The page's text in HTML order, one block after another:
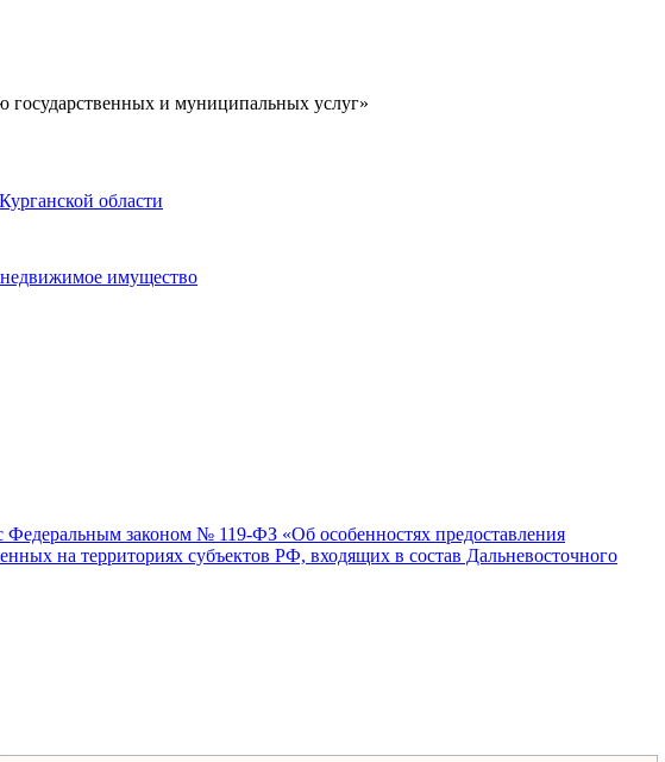
государственных и муниципальных услуг»
области
недвижимое имущество
законом № 119-ФЗ «Об особенностях предоставления
на территориях субъектов РФ, входящих в состав Дальневосточного